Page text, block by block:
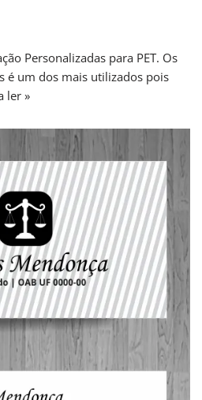
Personalizadas para PET. Os
é um dos mais utilizados pois
ler »